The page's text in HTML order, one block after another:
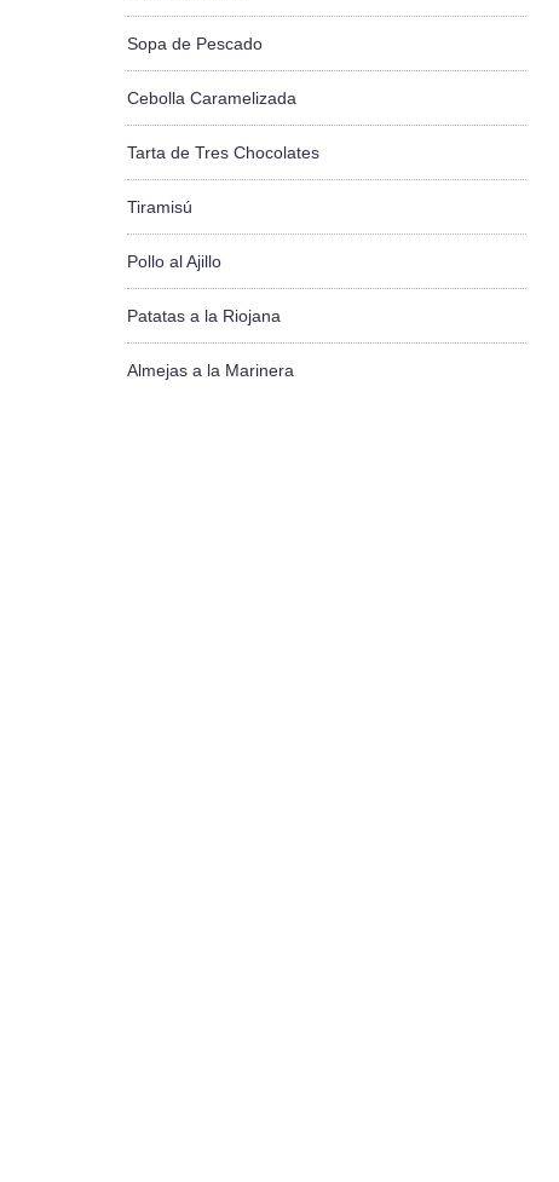
Sopa de Pescado
Cebolla Caramelizada
Tarta de Tres Chocolates
Tiramisú
Pollo al Ajillo
Patatas a la Riojana
Almejas a la Marinera